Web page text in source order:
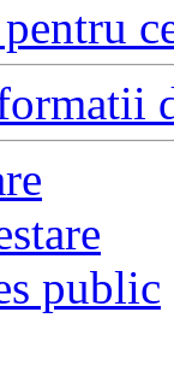
public